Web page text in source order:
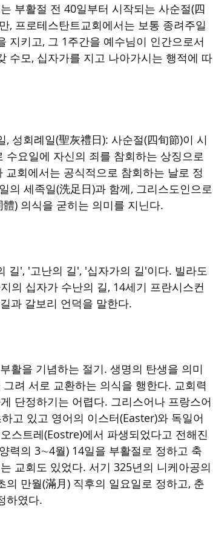
부활절 전 40일부터 시작되는 사순절(四
, 프로테스탄트교회에서는 보통 종려주일
지키고, 그 1주간을 예수님이 인간으로서
수모, 십자가를 지고 나아가시는 행적에 따
성회례일(聖灰禮日): 사순절(四旬節)이 시
요일에 자신의 죄를 참회하는 상징으로
회에서는 공식적으로 참회하는 날로 정
의 세족일(洗足日)과 함께, 그리스도인으로
) 의식을 굳히는 의미를 지닌다.
길', '고난의 길', '십자가의 길'이다. 빌라도
의 십자가 수난의 길, 14세기 프란시스컨
과 갈보리 언덕을 말한다.
활을 기념하는 절기. 생명의 탄생을 의미
려 서로 교환하는 의식을 행한다. 교회력
단정하기는 어렵다. 그리스어나 프랑스어
고 있고 영어의 이스터(Easter)와 독일어
스트레(Eostre)에서 파생되었다고 전해진
력의 3∼4월) 14일을 부활절로 정하고 축
교회도 있었다. 서기 325년의 니케아공의
만월(滿月) 직후의 일요일로 정하고, 춘
하였다.